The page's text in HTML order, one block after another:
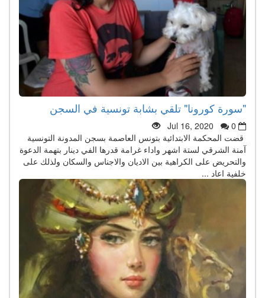
"سورة كورونا" تلقي بشابة تونسية في السجن
Jul 16, 2020
0
قضت المحكمة الابتدائية بتونس العاصمة بسجن المدونة التونسية
آمنة الشرقي لستة اشهر واداء غرامة قدرها الفي دينار بتهمة الدعوة
والتحريض على الكراهية بين الاديان والاجناس والسكان ولذلك على
خلفية اعاد ...